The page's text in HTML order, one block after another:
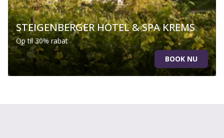
STEIGENBERGER HOTEL & SPA KREMS
Op til 30% rabat
BOOK NU